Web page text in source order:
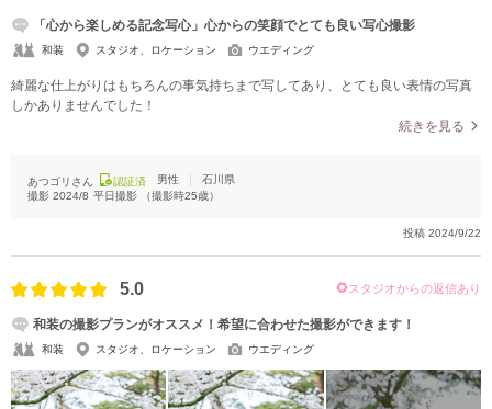
「心から楽しめる記念写心」心からの笑顔でとても良い写心撮影
和装 スタジオ、ロケーション ウエディング
綺麗な仕上がりはもちろんの事気持ちまで写してあり、とても良い表情の写真
しかありませんでした！
続きを見る
あつゴリさん 認証済 男性
石川県
撮影 2024/8 平日撮影 （撮影時25歳）
投稿 2024/9/22
5.0 スタジオからの返信あり
和装の撮影プランがオススメ！希望に合わせた撮影ができます！
和装 スタジオ、ロケーション ウエディング